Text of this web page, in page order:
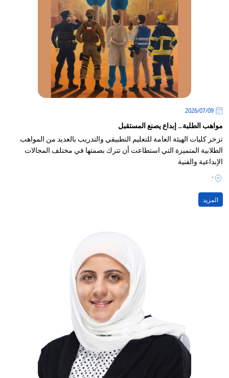
09‏/07‏/2026
مواهب الطلبة… إبداع يصنع المستقبل
تزخر كليات الهيئة العامة للتعليم التطبيقي والتدريب بالعديد من المواهب
الطلابية المتميزة التي استطاعت أن تترك بصمتها في مختلف المجالات
الإبداعية والفنية
-
المزيد